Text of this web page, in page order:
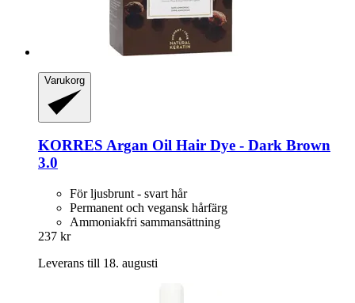
Varukorg
KORRES Argan Oil Hair Dye -​ Dark Brown
3.0
För ljusbrunt - svart hår
Permanent och vegansk hårfärg
Ammoniakfri sammansättning
237 kr
Leverans till 18. augusti